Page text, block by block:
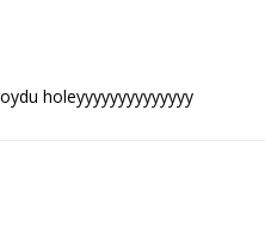
holeyyyyyyyyyyyyyy